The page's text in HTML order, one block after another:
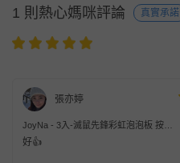
1 則熱心媽咪評論 真實承諾
張亦婷
JoyNa - 3入-滅鼠先鋒彩虹泡泡板 按壓
玩具 可當杯墊-蘋果+隨機2入
好👍